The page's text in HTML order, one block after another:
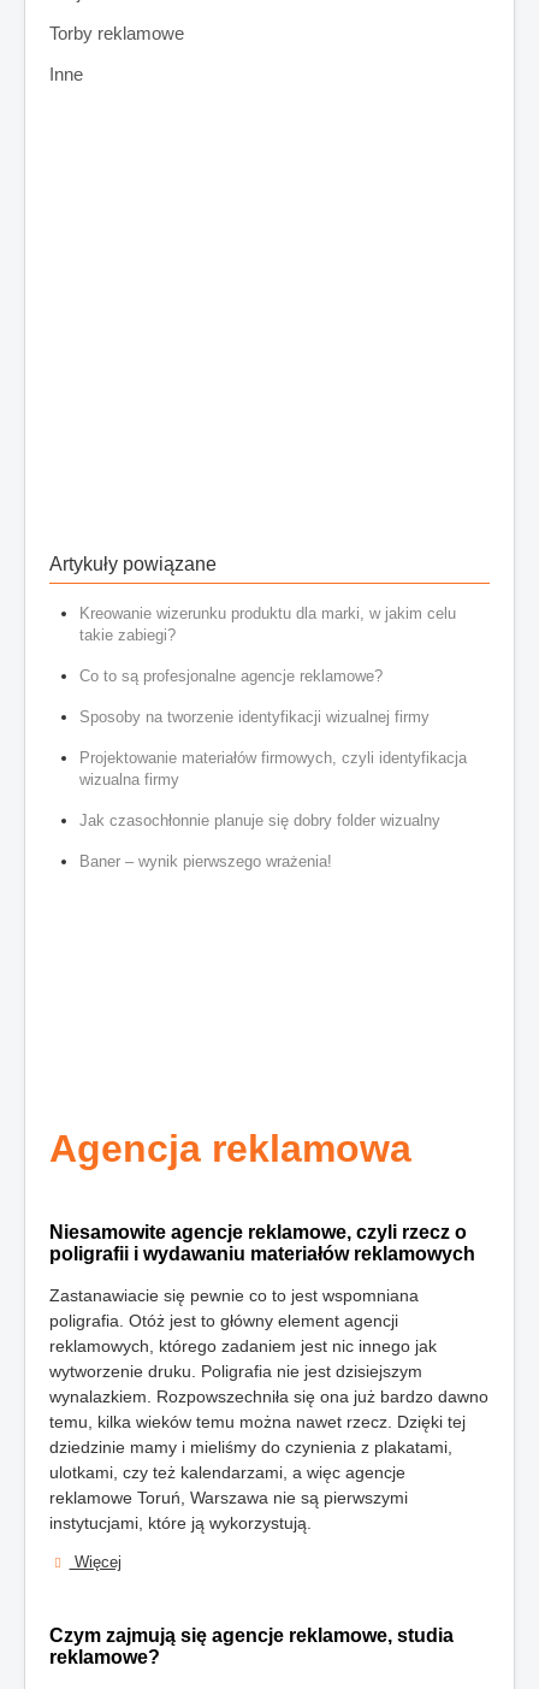
Torby reklamowe
Inne
Artykuły powiązane
Kreowanie wizerunku produktu dla marki, w jakim celu
takie zabiegi?
Co to są profesjonalne agencje reklamowe?
Sposoby na tworzenie identyfikacji wizualnej firmy
Projektowanie materiałów firmowych, czyli identyfikacja
wizualna firmy
Jak czasochłonnie planuje się dobry folder wizualny
Baner – wynik pierwszego wrażenia!
Agencja reklamowa
Niesamowite agencje reklamowe, czyli rzecz o
poligrafii i wydawaniu materiałów reklamowych
Zastanawiacie się pewnie co to jest wspomniana
poligrafia. Otóż jest to główny element agencji
reklamowych, którego zadaniem jest nic innego jak
wytworzenie druku. Poligrafia nie jest dzisiejszym
wynalazkiem. Rozpowszechniła się ona już bardzo dawno
temu, kilka wieków temu można nawet rzecz. Dzięki tej
dziedzinie mamy i mieliśmy do czynienia z plakatami,
ulotkami, czy też kalendarzami, a więc agencje
reklamowe Toruń, Warszawa nie są pierwszymi
instytucjami, które ją wykorzystują.
Więcej
Czym zajmują się agencje reklamowe, studia
reklamowe?